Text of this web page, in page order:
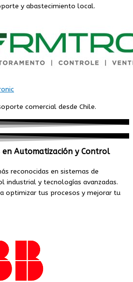
y abastecimiento local.
comercial desde Chile.
en Automatización y Control
reconocidas en sistemas de
industrial y tecnologías avanzadas.
optimizar tus procesos y mejorar tu